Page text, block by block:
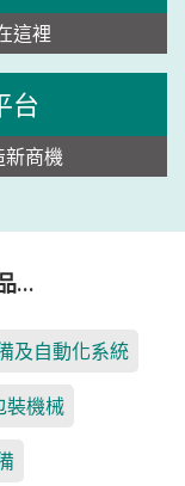
這裡
台
新商機
…
及自動化系統
裝機械